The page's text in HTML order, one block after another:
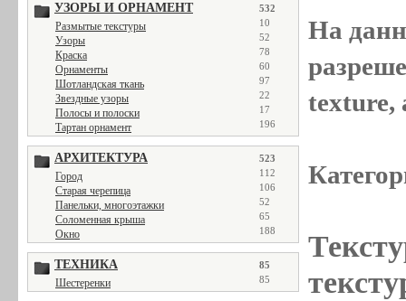
УЗОРЫ И ОРНАМЕНТ 532
Размытые текстуры 10
Узоры 52
Краска 78
Орнаменты 60
Шотландская ткань 97
Звездные узоры 22
Полосы и полоски 17
Тартан орнамент 196
АРХИТЕКТУРА 523
Город 112
Старая черепица 106
Панельки, многоэтажки 52
Соломенная крыша 65
Окно 188
ТЕХНИКА 85
Шестеренки 85
На
texture,